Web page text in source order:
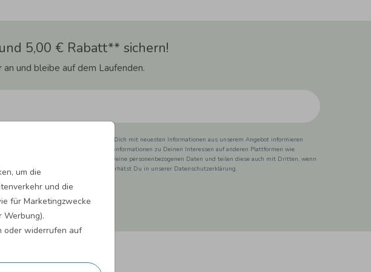
um die
und die
für Marketingzwecke
Werbung).
oder widerrufen auf
5,00 € Rabatt** sichern!
und bleibe auf dem Laufenden.
Hiermit willigst Du ein, dass wir Dich mit neuesten Informationen aus unserem Angebot informieren
Zudem können wir Dir Produktinformationen zu Deinen Interessen auf anderen Plattformen wie
Service anbieten zu können, nutzen wir Deine personenbezogenen Daten und teilen diese auch mit Dritten, wenn
widerrufen. Weitere Informationen erhätst Du in unserer Datenschutzerklärung.